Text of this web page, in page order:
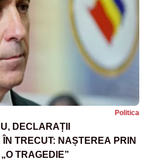
Politica
DECLARAȚII
TRECUT: NAȘTEREA PRIN
TRAGEDIE”